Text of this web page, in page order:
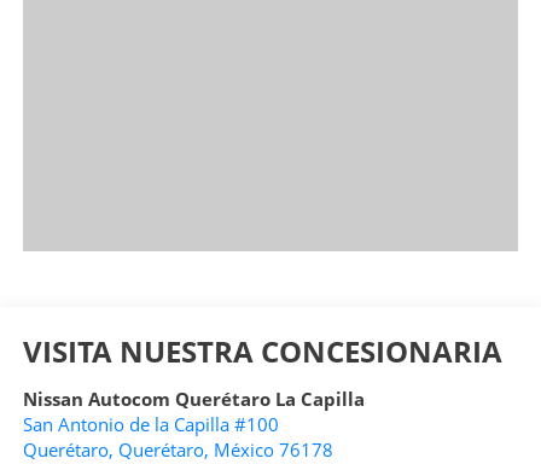
VISITA NUESTRA CONCESIONARIA
Nissan Autocom Querétaro La Capilla
San Antonio de la Capilla #100
Querétaro, Querétaro, México 76178